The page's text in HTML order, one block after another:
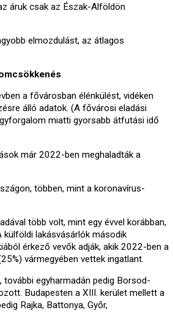
áruk csak az Észak-Alföldön
elmozdulást, az átlagos
a fővárosban élénkülést, vidéken
álló adatok. (A fővárosi eladási
miatti gyorsabb átfutási idő
már 2022-ben meghaladták a
többen, mint a koronavírus-
több volt, mint egy évvel korábban,
külföldi lakásvásárlók második
érkező vevők adják, akik 2022-ben a
vármegyében vettek ingatlant.
egyharmadán pedig Borsod-
Budapesten a XIII. kerület mellett a
Rajka, Battonya, Győr,